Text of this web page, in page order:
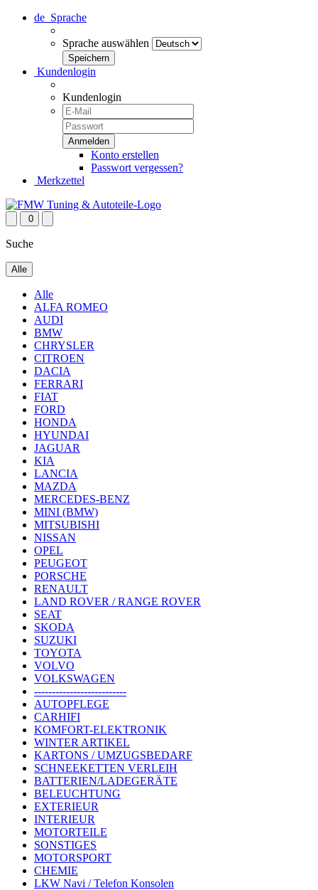
de Sprache
Sprache auswählen
Kundenlogin
Kundenlogin
Konto erstellen
Passwort vergessen?
Merkzettel
0
Suche
Alle
Alle
ALFA ROMEO
AUDI
BMW
CHRYSLER
CITROEN
DACIA
FERRARI
FIAT
FORD
HONDA
HYUNDAI
JAGUAR
KIA
LANCIA
MAZDA
MERCEDES-BENZ
MINI (BMW)
MITSUBISHI
NISSAN
OPEL
PEUGEOT
PORSCHE
RENAULT
LAND ROVER / RANGE ROVER
SEAT
SKODA
SUZUKI
TOYOTA
VOLVO
VOLKSWAGEN
--------------------------
AUTOPFLEGE
CARHIFI
KOMFORT-ELEKTRONIK
WINTER ARTIKEL
KARTONS / UMZUGSBEDARF
SCHNEEKETTEN VERLEIH
BATTERIEN/LADEGERÄTE
BELEUCHTUNG
EXTERIEUR
INTERIEUR
MOTORTEILE
SONSTIGES
MOTORSPORT
CHEMIE
LKW Navi / Telefon Konsolen